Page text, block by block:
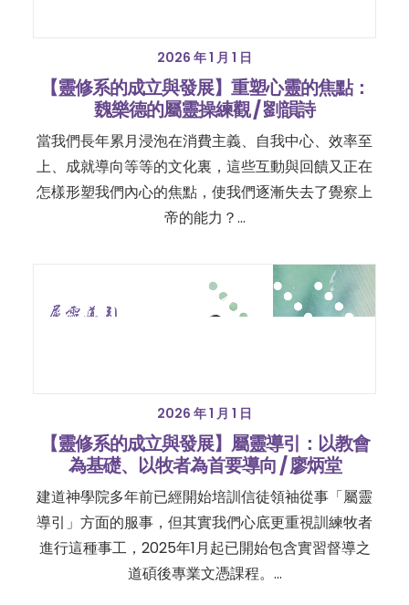
2026 年 1 月 1 日
【靈修系的成立與發展】重塑心靈的焦點：
魏樂德的屬靈操練觀 / 劉韻詩
當我們長年累月浸泡在消費主義、自我中心、效率至
上、成就導向等等的文化裏，這些互動與回饋又正在
怎樣形塑我們內心的焦點，使我們逐漸失去了覺察上
帝的能力？…
2026 年 1 月 1 日
【靈修系的成立與發展】屬靈導引：以教會
為基礎、以牧者為首要導向 / 廖炳堂
建道神學院多年前已經開始培訓信徒領袖從事「屬靈
導引」方面的服事，但其實我們心底更重視訓練牧者
進行這種事工，2025年1月起已開始包含實習督導之
道碩後專業文憑課程。…